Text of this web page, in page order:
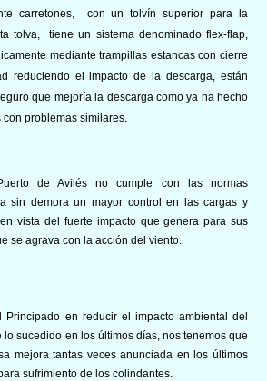
carretones, con un tolvín superior para la
tolva, tiene un sistema denominado flex-flap,
mediante trampillas estancas con cierre
reduciendo el impacto de la descarga, están
que mejoría la descarga como ya ha hecho
problemas similares.
de Avilés no cumple con las normas
sin demora un mayor control en las cargas y
vista del fuerte impacto que genera para sus
se agrava con la acción del viento.
Principado en reducir el impacto ambiental del
lo sucedido en los últimos días, nos tenemos que
mejora tantas veces anunciada en los últimos
sufrimiento de los colindantes.